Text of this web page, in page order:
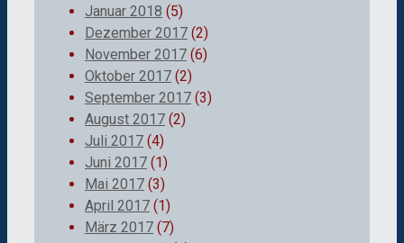
Januar 2018 (5)
Dezember 2017 (2)
November 2017 (6)
Oktober 2017 (2)
September 2017 (3)
August 2017 (2)
Juli 2017 (4)
Juni 2017 (1)
Mai 2017 (3)
April 2017 (1)
März 2017 (7)